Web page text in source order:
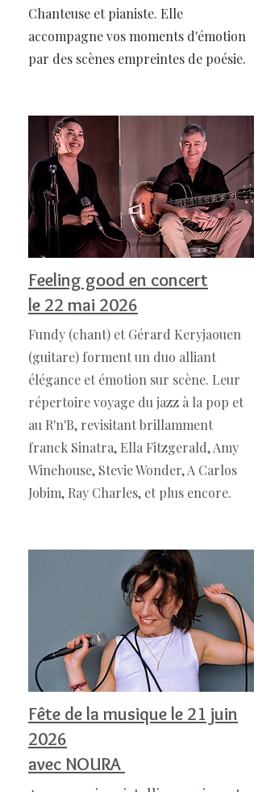
Chanteuse et pianiste. Elle
accompagne vos moments d'émotion
par des scènes empreintes de poésie.
Feeling good en concert
le 22 mai 2026
Fundy (chant) et Gérard Keryjaouen
(guitare) forment un duo alliant
élégance et émotion sur scène. Leur
répertoire voyage du jazz à la pop et
au R'n'B, revisitant brillamment
franck Sinatra, Ella Fitzgerald, Amy
Winehouse, Stevie Wonder, A Carlos
Jobim, Ray Charles, et plus encore.
Fête de la musique le 21 juin
2026
avec NOURA